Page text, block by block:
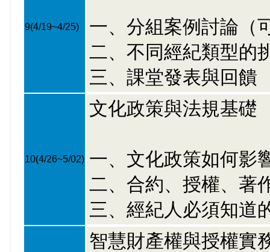
9(4/19~4/25)
一、分組案例討論（
二、不同經紀類型的
三、課堂發表與回饋
10(4/26~5/02)
文化政策與法規基礎
一、文化政策如何影
二、合約、授權、著
三、經紀人必須知道
智慧財產權與授權實